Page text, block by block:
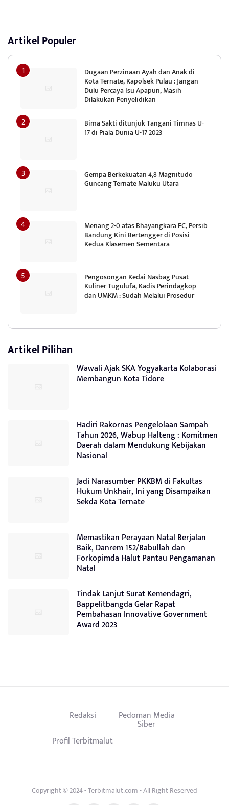
Artikel Populer
Dugaan Perzinaan Ayah dan Anak di
Kota Ternate, Kapolsek Pulau : Jangan
Dulu Percaya Isu Apapun, Masih
Dilakukan Penyelidikan
Bima Sakti ditunjuk Tangani Timnas U-
17 di Piala Dunia U-17 2023
Gempa Berkekuatan 4,8 Magnitudo
Guncang Ternate Maluku Utara
Menang 2-0 atas Bhayangkara FC, Persib
Bandung Kini Bertengger di Posisi
Kedua Klasemen Sementara
Pengosongan Kedai Nasbag Pusat
Kuliner Tugulufa, Kadis Perindagkop
dan UMKM : Sudah Melalui Prosedur
Artikel Pilihan
Wawali Ajak SKA Yogyakarta Kolaborasi
Membangun Kota Tidore
Hadiri Rakornas Pengelolaan Sampah
Tahun 2026, Wabup Halteng : Komitmen
Daerah dalam Mendukung Kebijakan
Nasional
Jadi Narasumber PKKBM di Fakultas
Hukum Unkhair, Ini yang Disampaikan
Sekda Kota Ternate
Memastikan Perayaan Natal Berjalan
Baik, Danrem 152/Babullah dan
Forkopimda Halut Pantau Pengamanan
Natal
Tindak Lanjut Surat Kemendagri,
Bappelitbangda Gelar Rapat
Pembahasan Innovative Government
Award 2023
Redaksi Pedoman Media
Siber
Profil Terbitmalut
Copyright © 2024 - Terbitmalut.com - All Right Reserved